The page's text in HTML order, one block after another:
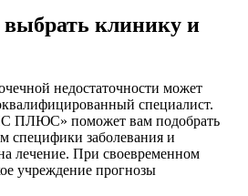
клинику и
недостаточности может
специалист.
поможет вам подобрать
специфики заболевания и
лечение. При своевременном
учреждение прогнозы